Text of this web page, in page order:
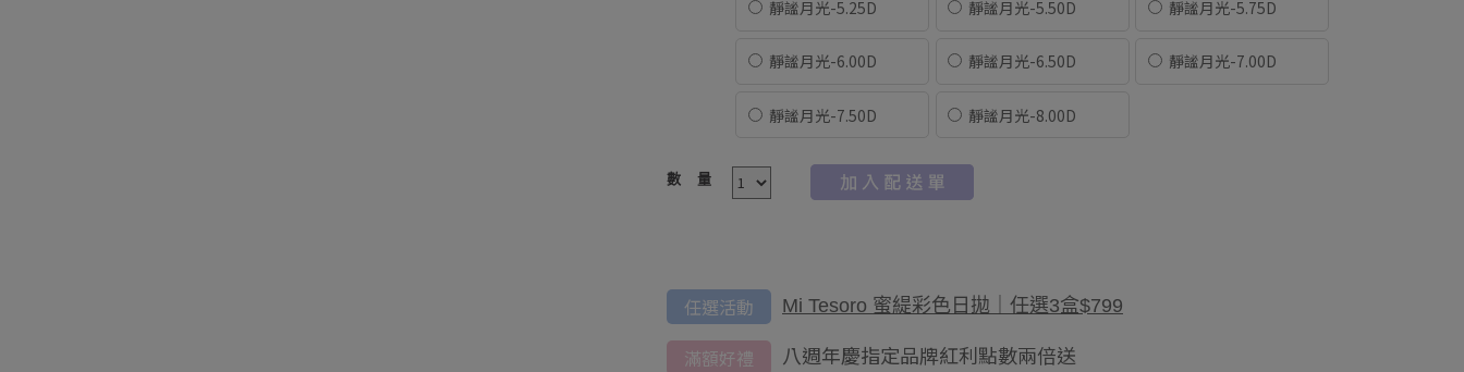
靜謐月光-5.25D 靜謐月光-5.50D 靜謐月光-5.75D
靜謐月光-6.00D 靜謐月光-6.50D 靜謐月光-7.00D
靜謐月光-7.50D 靜謐月光-8.00D
數量
任選活動 Mi Tesoro 蜜緹彩色日拋｜任選3盒$799
滿額好禮 八週年慶指定品牌紅利點數兩倍送